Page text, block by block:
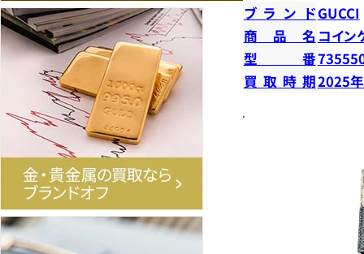
ブランドGUCCI
商品名 コイン
型番
買取時期2025